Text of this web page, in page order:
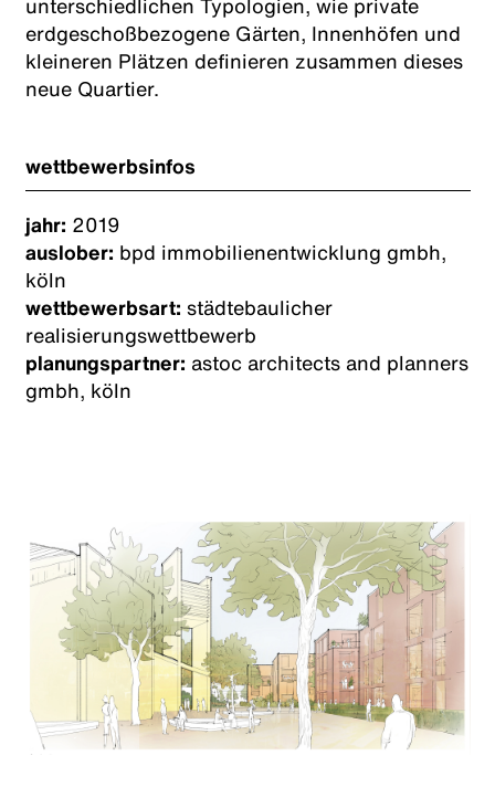
erdgeschoßbezogene Gärten, Innenhöfen und
kleineren Plätzen definieren zusammen dieses
neue Quartier.
wettbewerbsinfos
jahr: 2019
auslober: bpd immobilienentwicklung gmbh,
köln
wettbewerbsart: städtebaulicher
realisierungswettbewerb
planungspartner: astoc architects and planners
gmbh, köln